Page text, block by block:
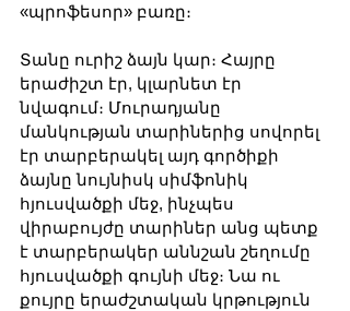
«պրոֆեսոր» բառը։
Տանը ուրիշ ձայն կար։ Հայրը
երաժիշտ էր, կլարնետ էր
նվագում։ Մուրադյանը
մանկության տարիներից սովորել
էր տարբերակել այդ գործիքի
ձայնը նույնիսկ սիմֆոնիկ
հյուսվածքի մեջ, ինչպես
վիրաբույժը տարիներ անց պետք
է տարբերակեր աննշան շեղումը
հյուսվածքի գույնի մեջ։ Նա ու
քույրը երաժշտական կրթություն